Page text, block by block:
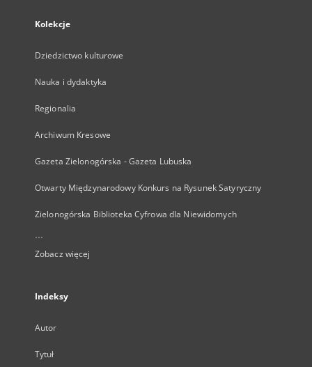
Kolekcje
Dziedzictwo kulturowe
Nauka i dydaktyka
Regionalia
Archiwum Kresowe
Gazeta Zielonogórska - Gazeta Lubuska
Otwarty Międzynarodowy Konkurs na Rysunek Satyryczny
Zielonogórska Biblioteka Cyfrowa dla Niewidomych
...
Zobacz więcej
Indeksy
Autor
Tytuł